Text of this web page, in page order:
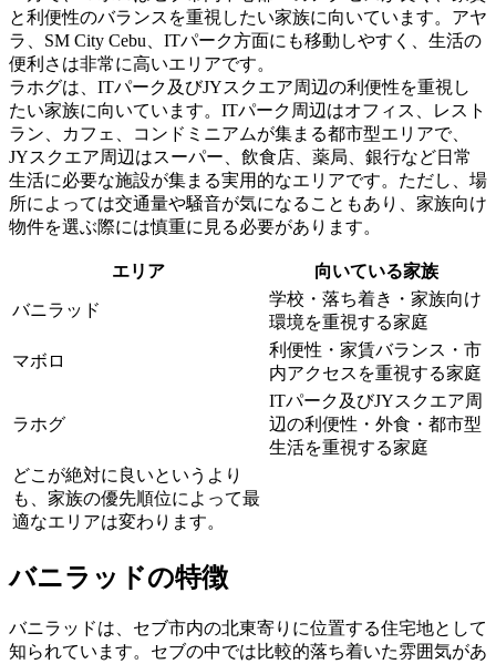
と利便性のバランスを重視したい家族に向いています。アヤ
ラ、SM City Cebu、ITパーク方面にも移動しやすく、生活の
便利さは非常に高いエリアです。
ラホグは、ITパーク及びJYスクエア周辺の利便性を重視し
たい家族に向いています。ITパーク周辺はオフィス、レスト
ラン、カフェ、コンドミニアムが集まる都市型エリアで、
JYスクエア周辺はスーパー、飲食店、薬局、銀行など日常
生活に必要な施設が集まる実用的なエリアです。ただし、場
所によっては交通量や騒音が気になることもあり、家族向け
物件を選ぶ際には慎重に見る必要があります。
エリア 向いている家族
バニラッド
学校・落ち着き・家族向け
環境を重視する家庭
マボロ
利便性・家賃バランス・市
内アクセスを重視する家庭
ラホグ
ITパーク及びJYスクエア周
辺の利便性・外食・都市型
生活を重視する家庭
どこが絶対に良いというより
も、家族の優先順位によって最
適なエリアは変わります。
バニラッドの特徴
バニラッドは、セブ市内の北東寄りに位置する住宅地として
知られています。セブの中では比較的落ち着いた雰囲気があ